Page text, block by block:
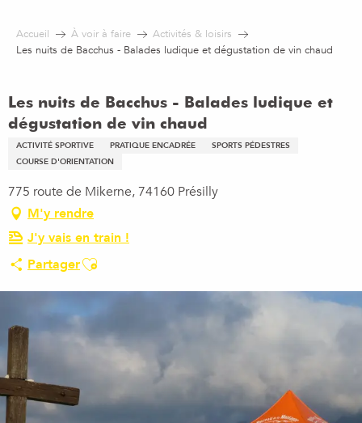
contenu
Accueil À voir à faire
Activités & loisirs
Les nuits de Bacchus - Balades ludique et dégustation de vin chaud
Les nuits de Bacchus - Balades ludique et
dégustation de vin chaud
ACTIVITÉ SPORTIVE PRATIQUE ENCADRÉE
SPORTS PÉDESTRES
COURSE D'ORIENTATION
775 route de Mikerne, 74160 Présilly
M'y rendre
J'y vais en train !
PartagerAjouter aux favoris